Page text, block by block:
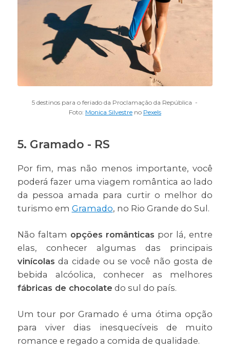
5 destinos para o feriado da Proclamação da República -
Foto: Monica Silvestreno Pexels
5. Gramado - RS
Por fim, mas não menos importante, você
poderá fazer uma viagem romântica ao lado
da pessoa amada para curtir o melhor do
turismo em Gramado, no Rio Grande do Sul.
Não faltam opções românticas por lá, entre
elas, conhecer algumas das principais
vinícolas da cidade ou se você não gosta de
bebida alcóolica, conhecer as melhores
fábricas de chocolate do sul do país.
Um tour por Gramado é uma ótima opção
para viver dias inesquecíveis de muito
romance e regado a comida de qualidade.